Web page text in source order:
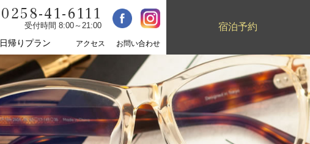
0258-41-6111
受付時間 8:00～21:00
日帰りプラン アクセス お問い合わせ
宿泊予約